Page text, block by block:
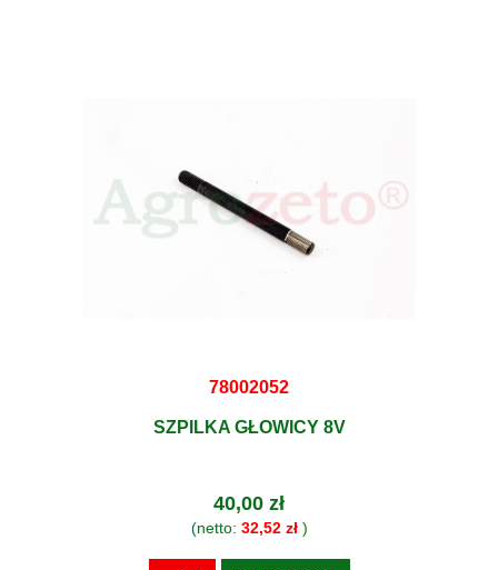
78002052
SZPILKA GŁOWICY 8V
40,00 zł
(netto: 32,52 zł)